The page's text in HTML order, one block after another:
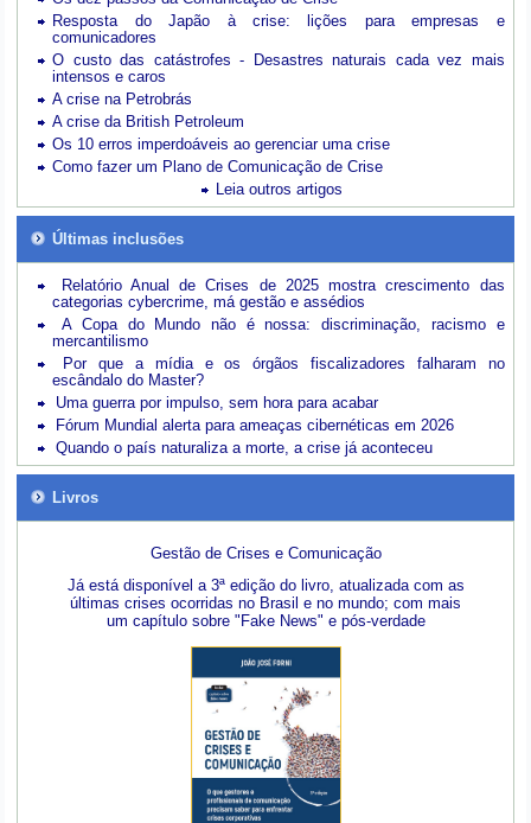
Resposta do Japão à crise: lições para empresas e
comunicadores
O custo das catástrofes -
Desastres naturais cada vez mais
intensos e caros
A crise na Petrobrás
A crise da British Petroleum
Os 10 erros imperdoáveis ao gerenciar uma crise
Como fazer um Plano de Comunicação de Crise
Leia outros artigos
Últimas inclusões
Relatório Anual de Crises de 2025 mostra crescimento das
categorias cybercrime, má gestão e assédios
A Copa do Mundo não é nossa: discriminação, racismo e
mercantilismo
Por que a mídia e os órgãos fiscalizadores falharam no
escândalo do Master?
Uma guerra por impulso, sem hora para acabar
Fórum Mundial alerta para ameaças cibernéticas em 2026
Quando o país naturaliza a morte, a crise já aconteceu
Livros
Gestão de Crises e Comunicação
Já está disponível a 3ª edição do livro, atualizada com as
últimas crises ocorridas no Brasil e no mundo; com mais
um capítulo sobre "Fake News" e pós-verdade